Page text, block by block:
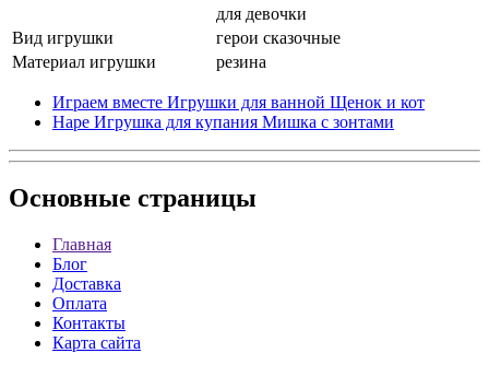
для девочки
Вид игрушки
герои сказочные
Материал игрушки
резина
Играем вместе Игрушки для ванной Щенок и кот
Hape Игрушка для купания Мишка с зонтами
Основные страницы
Главная
Блог
Доставка
Оплата
Контакты
Карта сайта